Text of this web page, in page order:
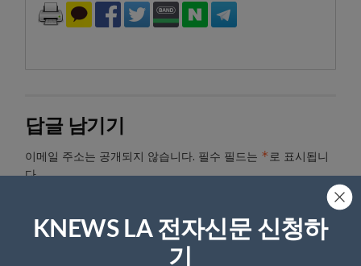
답글 남기기
이메일 주소는 공개되지 않습니다. 필수 필드는 *로 표시됩니
다
KNEWS LA 전자신문 신청하
기